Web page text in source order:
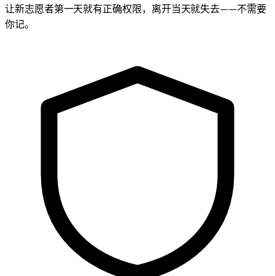
让新志愿者第一天就有正确权限，离开当天就失去——不需要
你记。